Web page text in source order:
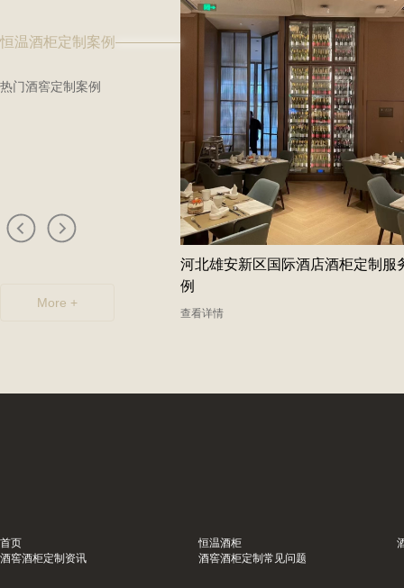
恒温酒柜定制案例
热门酒窖定制案例
More +
河北雄安新区国际酒店酒柜定制服
例
查看详情
首页 恒温酒柜
酒窖酒柜定制资讯
酒窖酒柜定制常见问题